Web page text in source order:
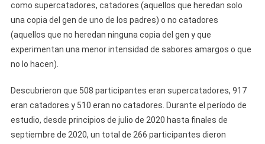
como supercatadores, catadores (aquellos que heredan solo
una copia del gen de uno de los padres) o no catadores
(aquellos que no heredan ninguna copia del gen y que
experimentan una menor intensidad de sabores amargos o que
no lo hacen).
Descubrieron que 508 participantes eran supercatadores, 917
eran catadores y 510 eran no catadores. Durante el período de
estudio, desde principios de julio de 2020 hasta finales de
septiembre de 2020, un total de 266 participantes dieron